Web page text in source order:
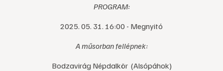
PROGRAM:
2025. 05. 31. 16:00 - Megnyitó
A műsorban fellépnek:
Bodzavirág Népdalkör (Alsópáhok)